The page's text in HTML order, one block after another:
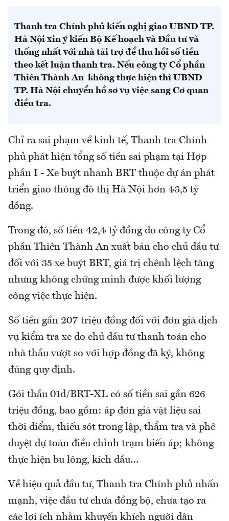
Thanh tra Chính phủ kiến nghị giao UBND TP.
Hà Nội xin ý kiến Bộ Kế hoạch và Đầu tư và
thống nhất với nhà tài trợ để thu hồi số tiền
theo kết luận thanh tra. Nếu công ty Cổ phần
Thiên Thành An không thực hiện thì UBND
TP. Hà Nội chuyển hồ sơ vụ việc sang Cơ quan
điều tra.
Chỉ ra sai phạm về kinh tế, Thanh tra Chính
phủ phát hiện tổng số tiền sai phạm tại Hợp
phần I - Xe buýt nhanh BRT thuộc dự án phát
triển giao thông đô thị Hà Nội hơn 43,5 tỷ
đồng.
Trong đó, số tiền 42,4 tỷ đồng do công ty Cổ
phần Thiên Thành An xuất bán cho chủ đầu tư
đối với 35 xe buýt BRT, giá trị chênh lệch tăng
nhưng không chứng minh được khối lượng
công việc thực hiện.
Số tiền gần 207 triệu đồng đối với đơn giá dịch
vụ kiểm tra xe do chủ đầu tư thanh toán cho
nhà thầu vượt so với hợp đồng đã ký, không
đúng quy định.
Gói thầu 01d/BRT-XL có số tiền sai gần 626
triệu đồng, bao gồm: áp đơn giá vật liệu sai
thời điểm, thiếu sót trong lập, thẩm tra và phê
duyệt dự toán điều chỉnh trạm biến áp; không
thực hiện bu lông, kích dầu…
Về hiệu quả đầu tư, Thanh tra Chính phủ nhấn
mạnh, việc đầu tư chưa đồng bộ, chưa tạo ra
các lợi ích nhằm khuyến khích người dân